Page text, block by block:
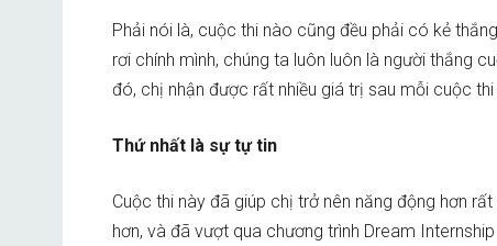
Phải nói là, cuộc thi nào cũng đều phải có kẻ
rơi chính mình, chúng ta luôn luôn là người thắng
đó, chị nhận được rất nhiều giá trị sau mỗi cuộc
Thứ nhất là sự tự tin
Cuộc thi này đã giúp chị trở nên năng động hơn
hơn, và đã vượt qua chương trình Dream